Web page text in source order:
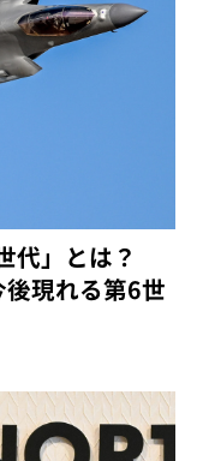
代」とは？
現れる第6世